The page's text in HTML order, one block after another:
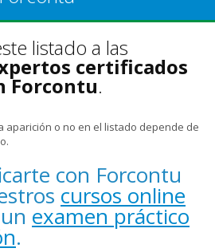
listado a las
certificados
Forcontu.
aparición o no en el listado depende de
con Forcontu
cursos online
examen práctico
.